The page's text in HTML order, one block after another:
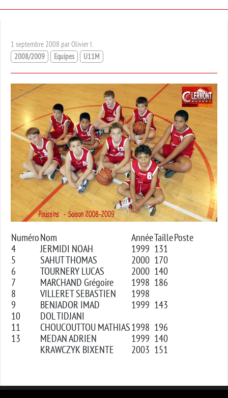
1 septembre 2008 par Olivier I.
2008/2009
Equipes U11M
NuméroNom AnnéeTaillePoste
4
JERMIDI NOAH 1999 131
5
SAHUT THOMAS 2000 170
6
TOURNERY LUCAS 2000 140
7
MARCHAND Grégoire 1998 186
8
VILLERET SEBASTIEN
1998
9
BENJADOR IMAD 1999 143
10
DOL TIDJANI
11
CHOUCOUTTOU MATHIAS1998 196
13
MEDAN ADRIEN 1999 140
KRAWCZYK BIXENTE
2003 151